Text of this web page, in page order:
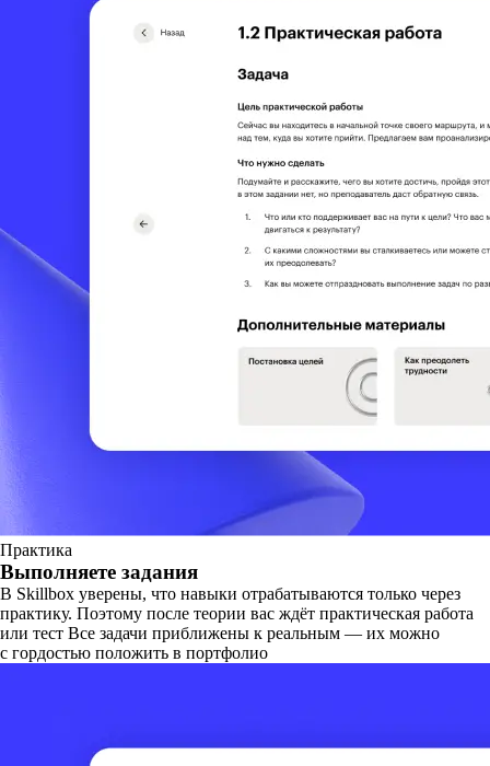
Практика
Выполняете задания
В Skillbox уверены, что навыки отрабатываются только через
практику. Поэтому после теории вас ждёт практическая работа
или тест Все задачи приближены к реальным — их можно
с гордостью положить в портфолио